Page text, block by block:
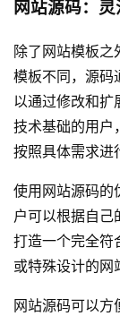
网站源码：
除了网站模板之
模板不同，源码
以通过修改和扩
技术基础的用户
按照具体需求进
使用网站源码的
户可以根据自己
打造一个完全符
或特殊设计的网
网站源码可以方